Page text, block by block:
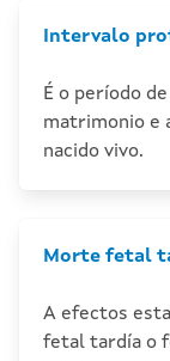
Intervalo
É o período
matrimonio e
nacido vivo.
Morte fetal
A efectos
fetal tardía o